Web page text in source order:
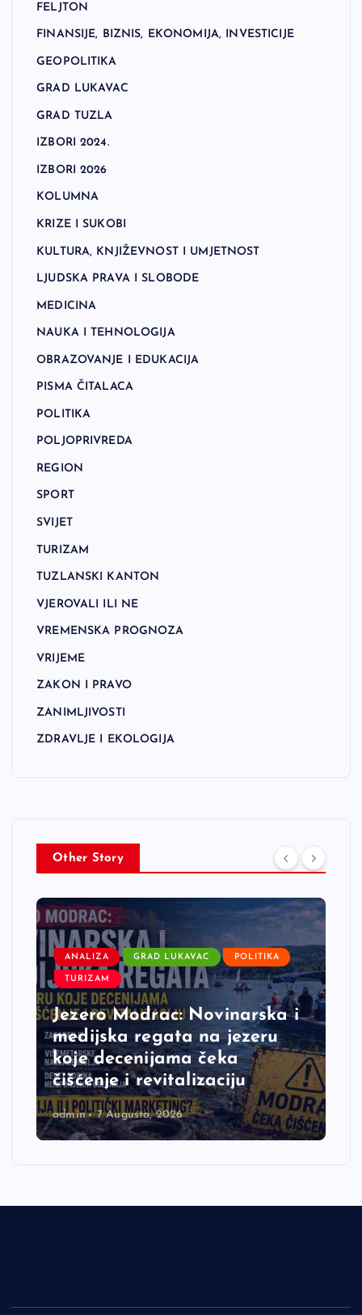
FELJTON
FINANSIJE, BIZNIS, EKONOMIJA, INVESTICIJE
GEOPOLITIKA
GRAD LUKAVAC
GRAD TUZLA
IZBORI 2024.
IZBORI 2026
KOLUMNA
KRIZE I SUKOBI
KULTURA, KNJIŽEVNOST I UMJETNOST
LJUDSKA PRAVA I SLOBODE
MEDICINA
NAUKA I TEHNOLOGIJA
OBRAZOVANJE I EDUKACIJA
PISMA ČITALACA
POLITIKA
POLJOPRIVREDA
REGION
SPORT
SVIJET
TURIZAM
TUZLANSKI KANTON
VJEROVALI ILI NE
VREMENSKA PROGNOZA
VRIJEME
ZAKON I PRAVO
ZANIMLJIVOSTI
ZDRAVLJE I EKOLOGIJA
Other Story
ANALIZA GRAD LUKAVAC
VJEROVALI ILI NE
Lukavačke krive linije postale
regionalna sprdnja: Ko će
odgovarati za katastrofalno
loše izvedene javne radove?
admin 7 Augusta, 2026